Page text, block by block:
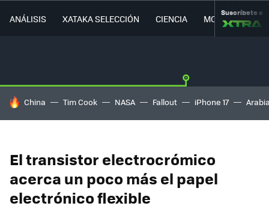
ANÁLISIS XATAKA SELECCIÓN CIENCIA MOVILIDAD
Suscríbete a
HOY SE HABLA DE
China Tim Cook NASA Fallout iPhone 17
El transistor electrocrómico
acerca un poco más el papel
electrónico flexible